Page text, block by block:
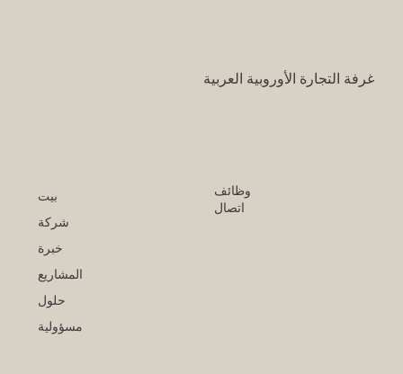
غرفة التجارة الأوروبية العربية
بيت
شركة
خبرة
المشاريع
حلول
مسؤولية
وظائف
اتصال